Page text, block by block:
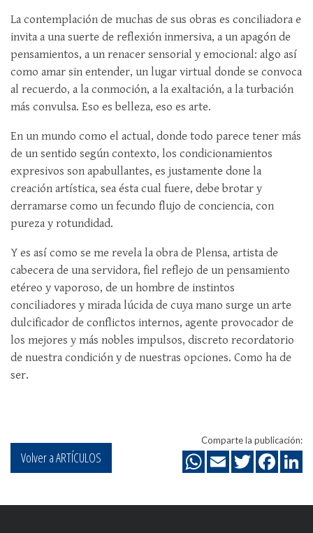
La contemplación de muchas de sus obras es conciliadora e
invita a una suerte de reflexión inmersiva, a un apagón de
pensamientos, a un renacer sensorial y emocional: algo así
como amar sin entender, un lugar virtual donde se convoca
al recuerdo, a la conmoción, a la exaltación, a la turbación
más convulsa. Eso es belleza, eso es arte.
En un mundo como el actual, donde todo parece tener más
de un sentido según contexto, los condicionamientos
expresivos son apabullantes, es justamente done la
creación artística, sea ésta cual fuere, debe brotar y
derramarse como un fecundo flujo de conciencia, con
pureza y rotundidad.
Y es así como se me revela la obra de Plensa, artista de
cabecera de una servidora, fiel reflejo de un pensamiento
etéreo y vaporoso, de un hombre de instintos
conciliadores y mirada lúcida de cuya mano surge un arte
dulcificador de conflictos internos, agente provocador de
los mejores y más nobles impulsos, discreto recordatorio
de nuestra condición y de nuestras opciones. Como ha de
ser.
Volver a ARTÍCULOS
Comparte la publicación: